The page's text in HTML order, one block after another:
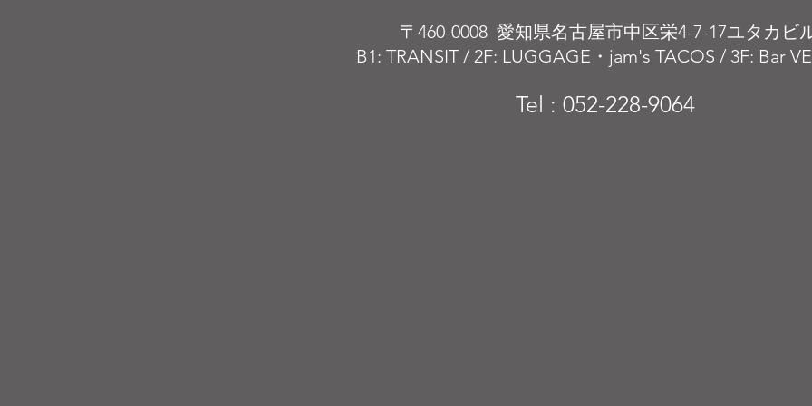
〒460-0008 愛知県名古屋市中区栄4-7-17ユタカビ
B1: TRANSIT / 2F: LUGGAGE・jam's TACOS / 3F: Bar
Tel : 052-228-9064